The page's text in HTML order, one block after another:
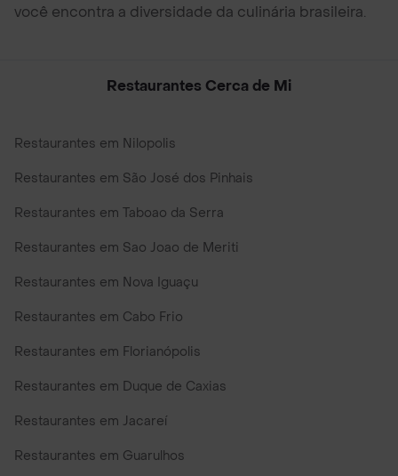
você encontra a diversidade da culinária brasileira.
Restaurantes Cerca de Mi
Restaurantes em Nilopolis
Restaurantes em São José dos Pinhais
Restaurantes em Taboao da Serra
Restaurantes em Sao Joao de Meriti
Restaurantes em Nova Iguaçu
Restaurantes em Cabo Frio
Restaurantes em Florianópolis
Restaurantes em Duque de Caxias
Restaurantes em Jacareí
Restaurantes em Guarulhos